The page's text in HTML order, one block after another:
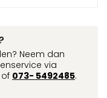
Neem dan
via
of 073- 5492485.